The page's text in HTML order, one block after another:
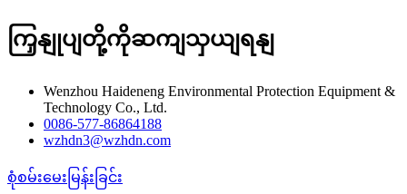
ကြှနျုပျတို့ကိုဆကျသှယျရနျ
Wenzhou Haideneng Environmental Protection Equipment &
Technology Co., Ltd.
0086-577-86864188
wzhdn3@wzhdn.com
စုံစမ်းမေးမြန်းခြင်း